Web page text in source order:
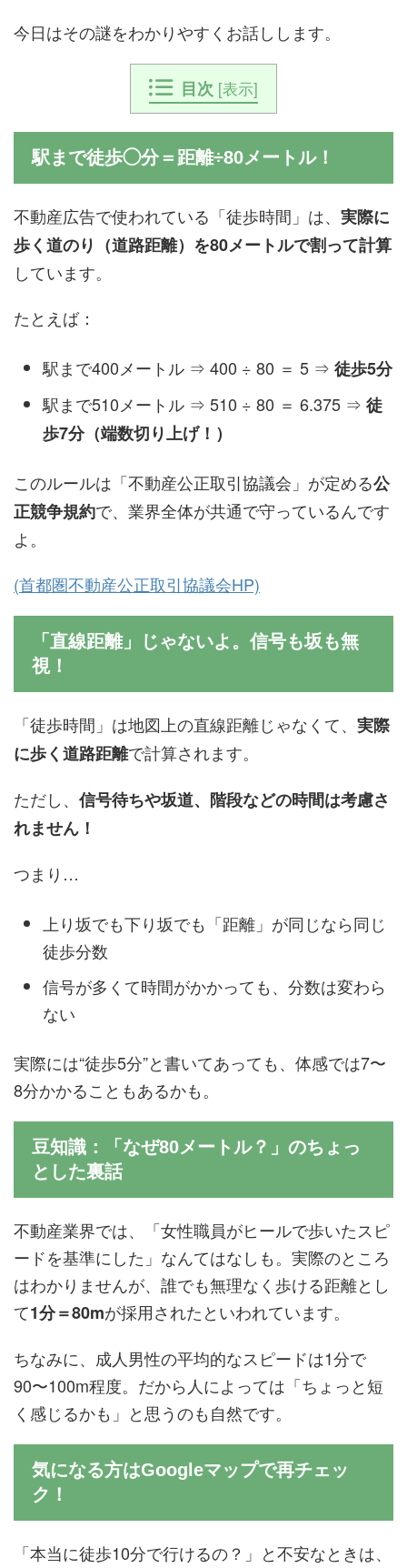
今日はその謎をわかりやすくお話しします。
目次 [表示]
駅まで徒歩◯分＝距離÷80メートル！
不動産広告で使われている「徒歩時間」は、 実際に
歩く道のり（道路距離）を80メートルで割って計算
しています。
たとえば：
駅まで400メートル ⇒ 400 ÷ 80 ＝ 5 ⇒ 徒歩5分
駅まで510メートル ⇒ 510 ÷ 80 ＝ 6.375 ⇒ 徒
歩7分（端数切り上げ！）
このルールは「不動産公正取引協議会」が定める公
正競争規約で、業界全体が共通で守っているんです
よ。
(首都圏不動産公正取引協議会HP)
「直線距離」じゃないよ。信号も坂も無
視！
「徒歩時間」は地図上の直線距離じゃなくて、 実際
に歩く道路距離で計算されます。
ただし、 信号待ちや坂道、階段などの時間は考慮さ
れません！
つまり…
上り坂でも下り坂でも「距離」が同じなら同じ
徒歩分数
信号が多くて時間がかかっても、分数は変わら
ない
実際には“徒歩5分”と書いてあっても、体感では7〜
8分かかることもあるかも。
豆知識：「なぜ80メートル？」のちょっ
とした裏話
不動産業界では、「女性職員がヒールで歩いたスピ
ードを基準にした」なんてはなしも。実際のところ
はわかりませんが、誰でも無理なく歩ける距離とし
て1分＝80mが採用されたといわれています。
ちなみに、成人男性の平均的なスピードは1分で
90〜100m程度。だから人によっては「ちょっと短
く感じるかも」と思うのも自然です。
気になる方はGoogleマップで再チェッ
ク！
「本当に徒歩10分で行けるの？」と不安なときは、